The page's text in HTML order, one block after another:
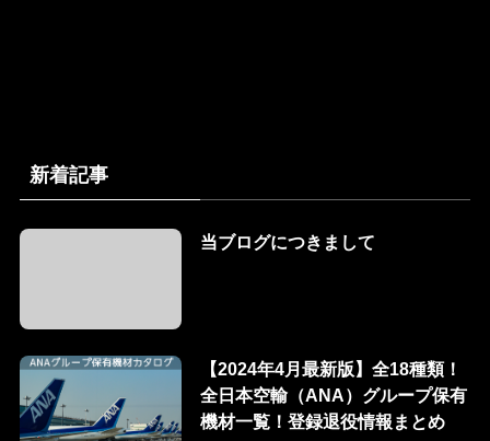
新着記事
当ブログにつきまして
【2024年4月最新版】全18種類！
全日本空輸（ANA）グループ保有
機材一覧！登録退役情報まとめ